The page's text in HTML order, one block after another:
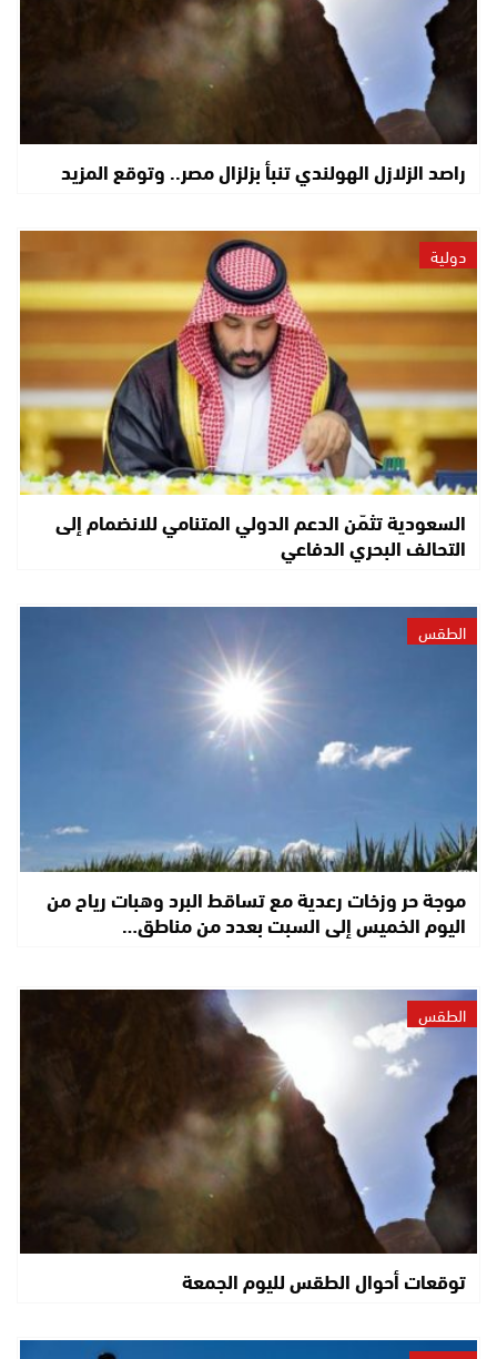
راصد الزلازل الهولندي تنبأ بزلزال مصر.. وتوقع المزيد
دولية
السعودية تثمّن الدعم الدولي المتنامي للانضمام إلى
التحالف البحري الدفاعي
الطقس
موجة حر وزخات رعدية مع تساقط البرد وهبات رياح من
اليوم الخميس إلى السبت بعدد من مناطق…
الطقس
توقعات أحوال الطقس لليوم الجمعة